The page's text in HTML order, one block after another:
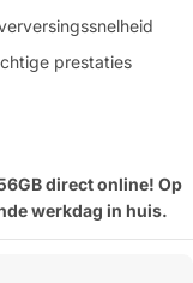
prestaties
direct online! Op
werkdag in huis.